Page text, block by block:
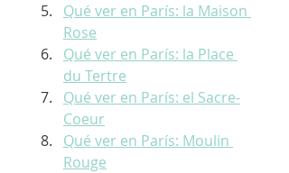
Qué ver en París: la Maison
Rose
Qué ver en París: la Place
du Tertre
Qué ver en París: el Sacre-
Coeur
Qué ver en París: Moulin
Rouge